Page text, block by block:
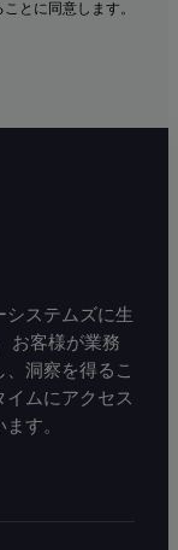
とに同意します。
ステムズに生
お客様が業務
洞察を得るこ
ムにアクセス
す。